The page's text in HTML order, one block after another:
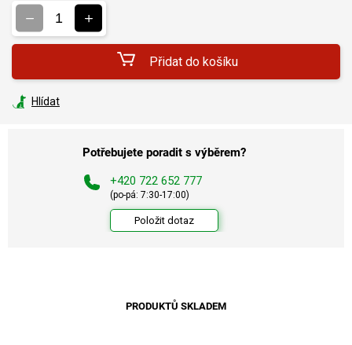
Přidat do košíku
Hlídat
Potřebujete poradit s výběrem?
+420 722 652 777
(po-pá: 7:30-17:00)
Položit dotaz
PRODUKTŮ SKLADEM